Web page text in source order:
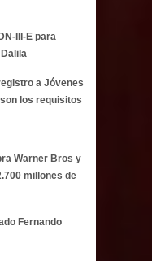
III-E para
a Jóvenes
los requisitos
Warner Bros y
millones de
Fernando